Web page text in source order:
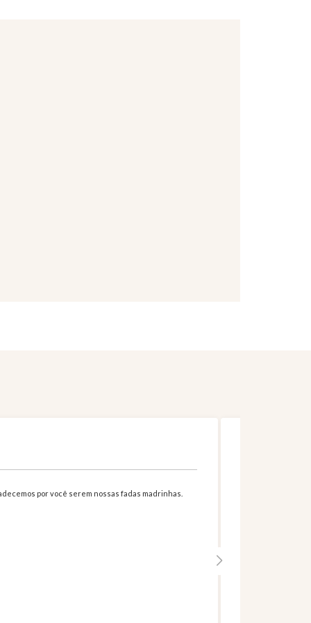
por você serem nossas fadas madrinhas.